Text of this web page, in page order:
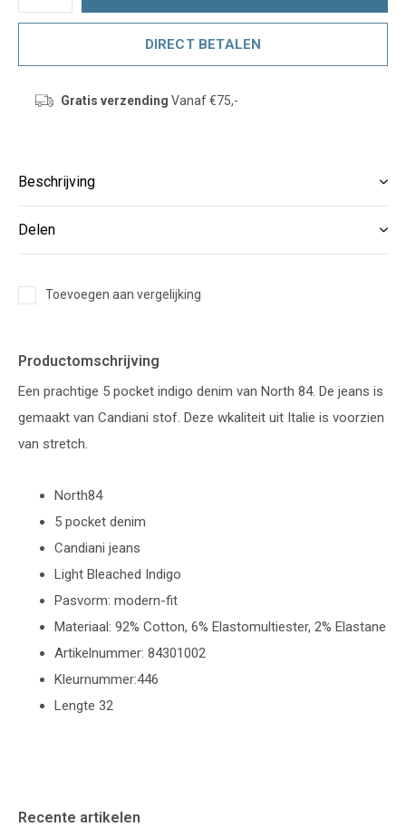
DIRECT BETALEN
Gratis verzending Vanaf €75,-
Beschrijving
Delen
Toevoegen aan vergelijking
Productomschrijving
Een prachtige 5 pocket indigo denim van North 84. De jeans is
gemaakt van Candiani stof. Deze wkaliteit uit Italie is voorzien
van stretch.
North84
5 pocket denim
Candiani jeans
Light Bleached Indigo
Pasvorm: modern-fit
Materiaal: 92% Cotton, 6% Elastomultiester, 2% Elastane
Artikelnummer: 84301002
Kleurnummer:446
Lengte 32
Recente artikelen